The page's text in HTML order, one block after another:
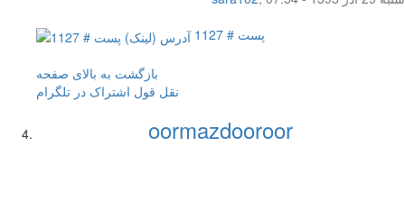
پست # 1127
بازگشت به بالای صفحه
نقل قول اشتراک در تلگرام
oormazdooroor